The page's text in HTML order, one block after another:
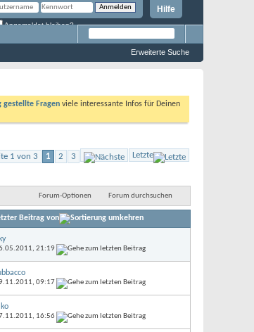
Hilfe
Angemeldet bleiben?
Erweiterte Suche
gestellte Fragen viele interessante Infos für Deinen
1 von 3 1 2 3 Letzte
Forum-Optionen Forum durchsuchen
Beitrag von
21:19
09:17
16:56